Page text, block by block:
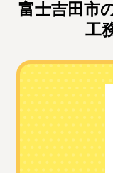
富士吉田市
工